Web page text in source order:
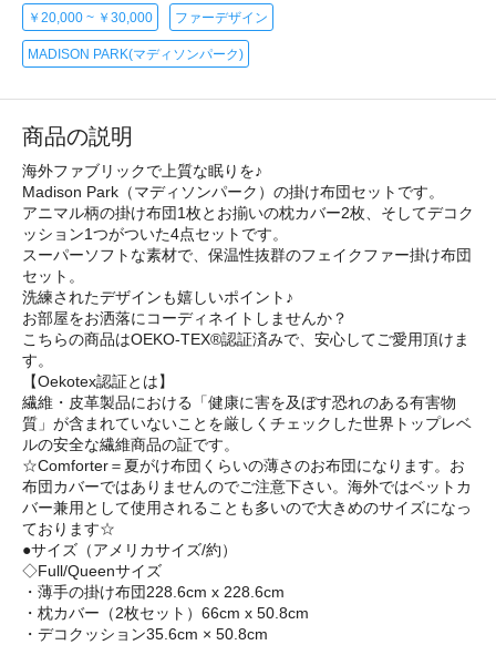
￥20,000 ~ ￥30,000 ファーデザイン
MADISON PARK(マディソンパーク)
商品の説明
海外ファブリックで上質な眠りを♪
Madison Park（マディソンパーク）の掛け布団セットです。
アニマル柄の掛け布団1枚とお揃いの枕カバー2枚、そしてデコク
ッション1つがついた4点セットです。
スーパーソフトな素材で、保温性抜群のフェイクファー掛け布団
セット。
洗練されたデザインも嬉しいポイント♪
お部屋をお洒落にコーディネイトしませんか？
こちらの商品はOEKO-TEX®認証済みで、安心してご愛用頂けま
す。
【Oekotex認証とは】
繊維・皮革製品における「健康に害を及ぼす恐れのある有害物
質」が含まれていないことを厳しくチェックした世界トップレベ
ルの安全な繊維商品の証です。
☆Comforter＝夏がけ布団くらいの薄さのお布団になります。お
布団カバーではありませんのでご注意下さい。海外ではベットカ
バー兼用として使用されることも多いので大きめのサイズになっ
ております☆
●サイズ（アメリカサイズ/約）
◇Full/Queenサイズ
・薄手の掛け布団228.6cm x 228.6cm
・枕カバー（2枚セット）66cm x 50.8cm
・デコクッション35.6cm × 50.8cm